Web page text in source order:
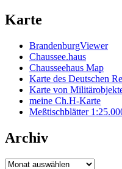
Karte
BrandenburgViewer
Chaussee.haus
Chausseehaus Map
Karte des Deutschen
Karte von
meine Ch.H-Karte
Meßtischblätter
Archiv
Archiv